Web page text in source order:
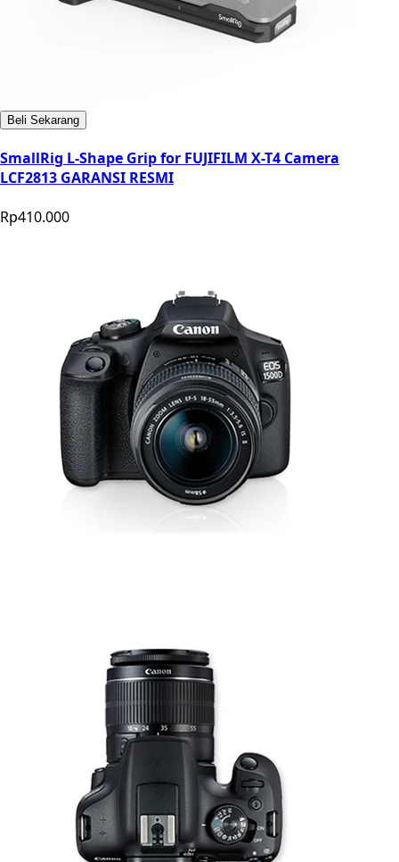
Beli Sekarang
SmallRig L-Shape Grip for FUJIFILM X-T4 Camera
LCF2813 GARANSI RESMI
Rp410.000